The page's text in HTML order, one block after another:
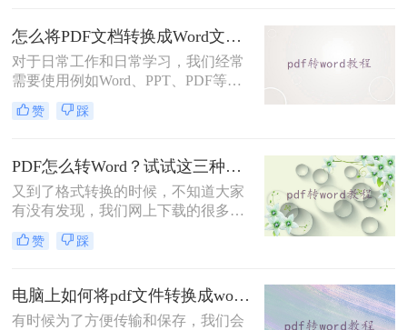
怎么将PDF文档转换成Word文档？教你在线转换操作步骤
对于日常工作和日常学习，我们经常
需要使用例如Word、PPT、PDF等格
式文件，但是PDF也不太适合修改，
有时需要把PDF转换成Word。怎么将
这个方法并不难，只要在线操作即
可。
赞 踩
PDF怎么转Word？试试这三种常用方法
又到了格式转换的时候，不知道大家
有没有发现，我们网上下载的很多资
源都是PDF格式，想要将PDF格式转
换成其他的格式比如Word，要PDF怎
决PDF文档转Word文档这个问题，一
起来看看吧。
赞 踩
电脑上如何将pdf文件转换成word文档格式？这三个方法转换效率很高！
有时候为了方便传输和保存，我们会